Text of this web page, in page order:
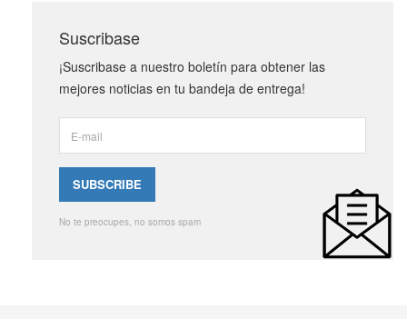
Suscribase
¡Suscribase a nuestro boletín para obtener las
mejores noticias en tu bandeja de entrega!
No te preocupes, no somos spam